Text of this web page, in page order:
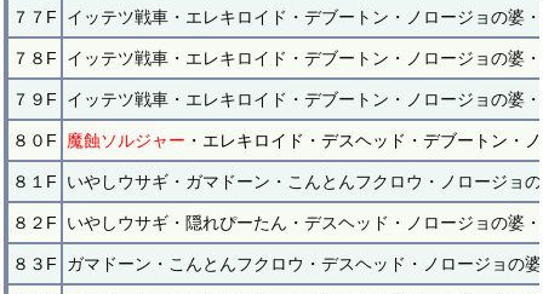
７７F イッテツ戦車・エレキロイド・デブートン・ノロージョの婆
７８F イッテツ戦車・エレキロイド・デブートン・ノロージョの婆
７９F イッテツ戦車・エレキロイド・デブートン・ノロージョの婆
８０F 魔蝕ソルジャー ・エレキロイド・デスヘッド・デブートン・
８１F いやしウサギ・ガマドーン・こんとんフクロウ・ノロージョ
８２F いやしウサギ・隠れぴーたん・デスヘッド・ノロージョの婆
８３F ガマドーン・こんとんフクロウ・デスヘッド・ノロージョの